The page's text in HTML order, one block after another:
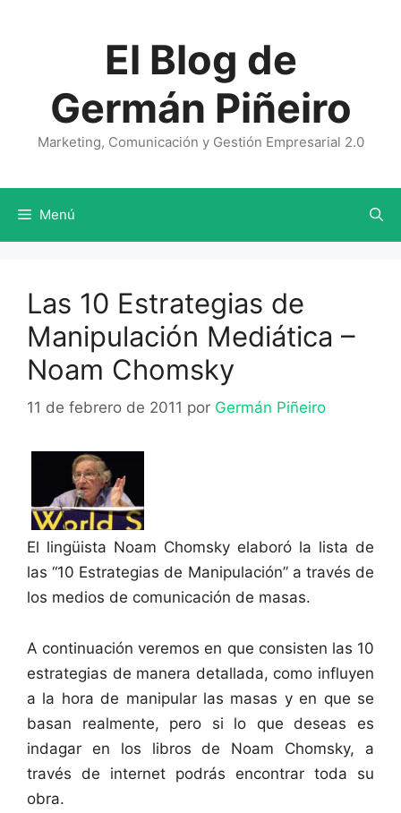
El Blog de
Germán Piñeiro
Marketing, Comunicación y Gestión Empresarial 2.0
Menú
Las 10 Estrategias de
Manipulación Mediática –
Noam Chomsky
11 de febrero de 2011 por Germán Piñeiro
El lingüista Noam Chomsky elaboró la lista de
las “10 Estrategias de Manipulación” a través de
los medios de comunicación de masas.
A continuación veremos en que consisten las 10
estrategias de manera detallada, como influyen
a la hora de manipular las masas y en que se
basan realmente, pero si lo que deseas es
indagar en los libros de Noam Chomsky, a
través de internet podrás encontrar toda su
obra.